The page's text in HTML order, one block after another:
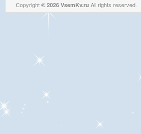
Copyright © 2026 VsemKv.ru All rights reserved.